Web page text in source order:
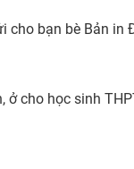
cho bạn bè Bản in
ở cho học sinh